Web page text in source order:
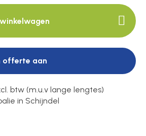
offerte aan
btw (m.u.v lange lengtes)
in Schijndel